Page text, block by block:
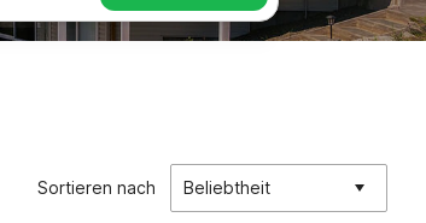
Sortieren nach Beliebtheit